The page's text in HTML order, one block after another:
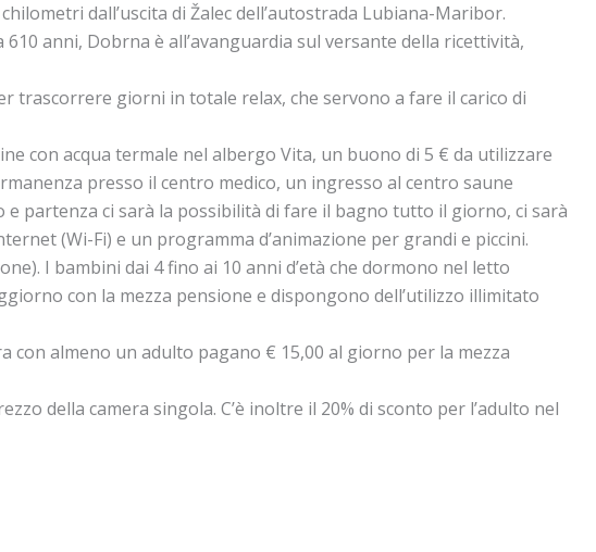
dall’uscita di Žalec dell’autostrada Lubiana-Maribor.
anni, Dobrna è all’avanguardia sul versante della ricettività,
trascorrere giorni in totale relax, che servono a fare il carico di
con acqua termale nel albergo Vita, un buono di 5 € da utilizzare
presso il centro medico, un ingresso al centro saune
partenza ci sarà la possibilità di fare il bagno tutto il giorno, ci sarà
(Wi-Fi) e un programma d’animazione per grandi e piccini.
I bambini dai 4 fino ai 10 anni d’età che dormono nel letto
con la mezza pensione e dispongono dell’utilizzo illimitato
almeno un adulto pagano € 15,00 al giorno per la mezza
della camera singola. C’è inoltre il 20% di sconto per l’adulto nel